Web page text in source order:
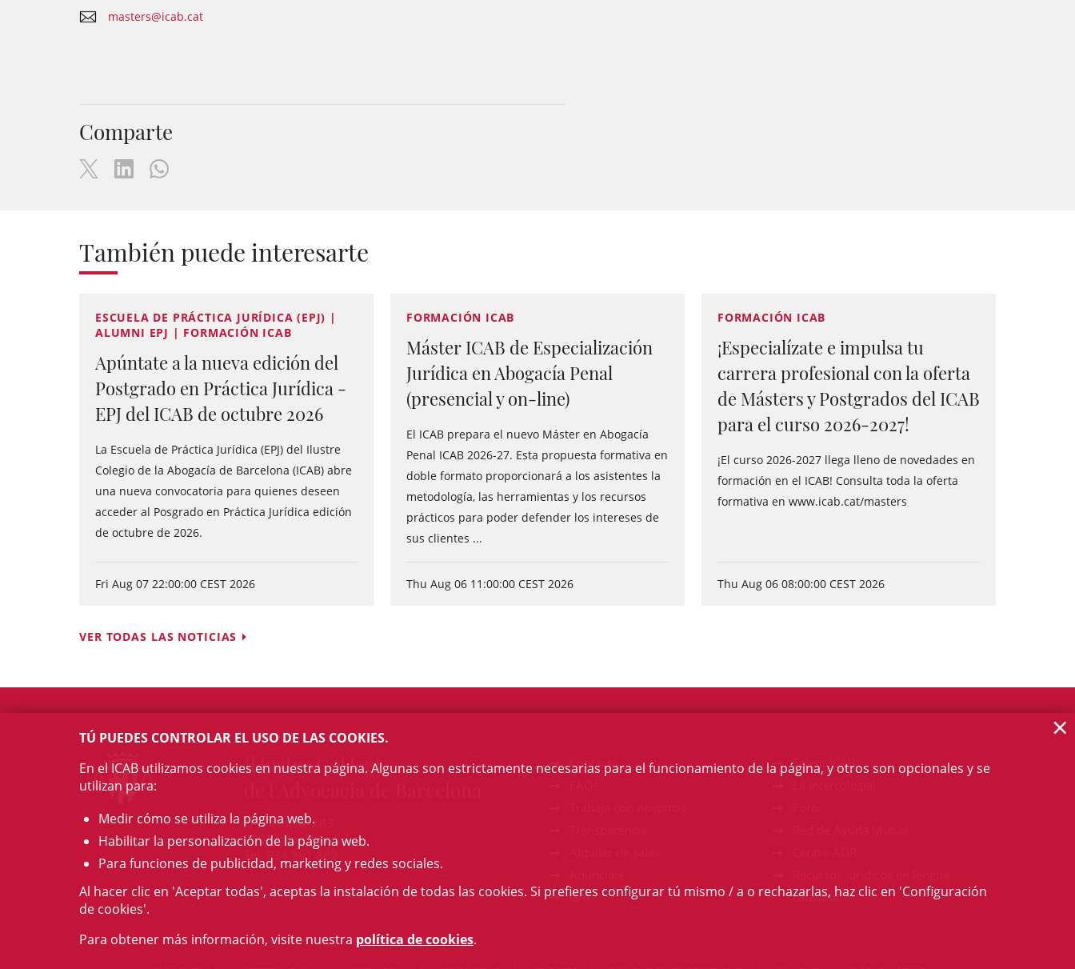
masters@icab.cat
Comparte
También puede interesarte
ESCUELA DE PRÁCTICA JURÍDICA (EPJ) |
ALUMNI EPJ | FORMACIÓN ICAB
Apúntate a la nueva edición del
Postgrado en Práctica Jurídica -
EPJ del ICAB de octubre 2026
La Escuela de Práctica Jurídica (EPJ) del Ilustre
Colegio de la Abogacía de Barcelona (ICAB) abre
una nueva convocatoria para quienes deseen
acceder al Posgrado en Práctica Jurídica edición
de octubre de 2026.
Fri Aug 07 22:00:00 CEST 2026
FORMACIÓN ICAB
Máster ICAB de Especialización
Jurídica en Abogacía Penal
(presencial y on-line)
El ICAB prepara el nuevo Máster en Abogacía
Penal ICAB 2026-27. Esta propuesta formativa en
doble formato proporcionará a los asistentes la
metodología, las herramientas y los recursos
prácticos para poder defender los intereses de
sus clientes ...
Thu Aug 06 11:00:00 CEST 2026
FORMACIÓN ICAB
¡Especialízate e impulsa tu
carrera profesional con la oferta
de Másters y Postgrados del ICAB
para el curso 2026-2027!
¡El curso 2026-2027 llega lleno de novedades en
formación en el ICAB! Consulta toda la oferta
formativa en www.icab.cat/masters
Thu Aug 06 08:00:00 CEST 2026
VER TODAS LAS NOTICIAS
Il·lustre Col·legi
c/ Mallorca, 283
08037 Barcelona
Tel. 934 961 880
Contacto
GAJ
Talent ICAB
catalana
TÚ PUEDES CONTROLAR EL USO DE LAS COOKIES.
En el ICAB utilizamos cookies en nuestra página. Algunas son estrictamente necesarias para el funcionamiento de la página, y otros son opcionales y se
utilizan para:
Medir cómo se utiliza la página web.
Habilitar la personalización de la página web.
Para funciones de publicidad, marketing y redes sociales.
Al hacer clic en 'Aceptar todas', aceptas la instalación de todas las cookies. Si prefieres configurar tú mismo / a o rechazarlas, haz clic en 'Configuración
de cookies'.
Para obtener más información, visite nuestra política de cookies.
×